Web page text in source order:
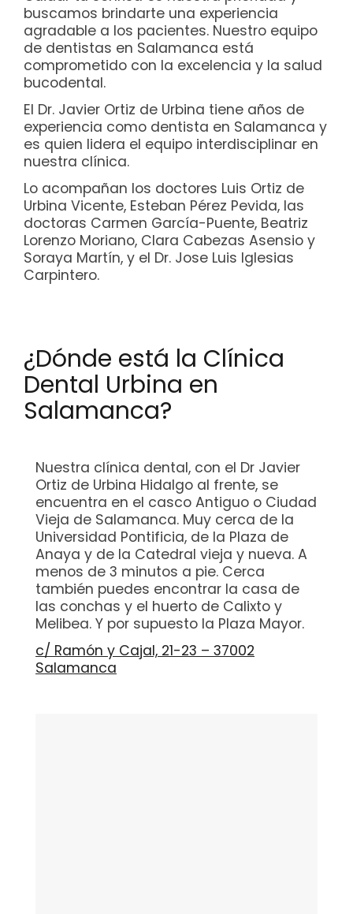
buscamos brindarte una experiencia
agradable a los pacientes. Nuestro equipo
de dentistas en Salamanca está
comprometido con la excelencia y la salud
bucodental.
El Dr. Javier Ortiz de Urbina tiene años de
experiencia como dentista en Salamanca y
es quien lidera el equipo interdisciplinar en
nuestra clínica.
Lo acompañan los doctores Luis Ortiz de
Urbina Vicente, Esteban Pérez Pevida, las
doctoras Carmen García-Puente, Beatriz
Lorenzo Moriano, Clara Cabezas Asensio y
Soraya Martín, y el Dr. Jose Luis Iglesias
Carpintero.
¿Dónde está la Clínica
Dental Urbina en
Salamanca?
Nuestra clínica dental, con el Dr Javier
Ortiz de Urbina Hidalgo al frente, se
encuentra en el casco Antiguo o Ciudad
Vieja de Salamanca. Muy cerca de la
Universidad Pontificia, de la Plaza de
Anaya y de la Catedral vieja y nueva. A
menos de 3 minutos a pie. Cerca
también puedes encontrar la casa de
las conchas y el huerto de Calixto y
Melibea. Y por supuesto la Plaza Mayor.
c/ Ramón y Cajal, 21-23 – 37002
Salamanca